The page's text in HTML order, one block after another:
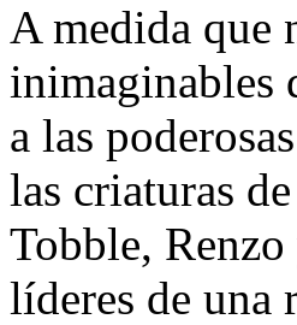
A medida que
inimaginables
a las
las criaturas
Tobble,
líderes de una